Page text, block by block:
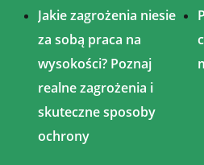
Jakie zagrożenia niesie
za sobą praca na
wysokości? Poznaj
realne zagrożenia i
skuteczne sposoby
ochrony